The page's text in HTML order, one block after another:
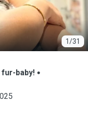
1/31
baby!